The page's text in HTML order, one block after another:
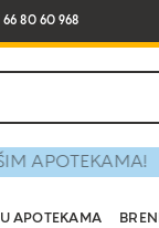
66 80 60 968
APOTEKAMA!
APOTEKAMA